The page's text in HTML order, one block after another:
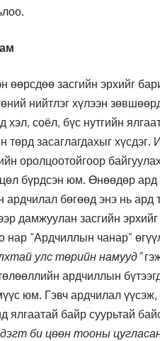
өөрсдөө засгийн эрхийг
нийтлэг хүлээн
хэл, соёл, бүс нутгийн
төрд засаглагдахыг
оролцоотойгоор
бүрдсэн юм. Өнөөдөр ард
ардчилал бөгөөд энэ нь
дамжуулан засгийн
“Ардчиллын чанар”
улс төрийн намууд”
ардчиллын
юм. Гэвч ардчилал
ялгаатай байр суурьтай
би цөөн тооны